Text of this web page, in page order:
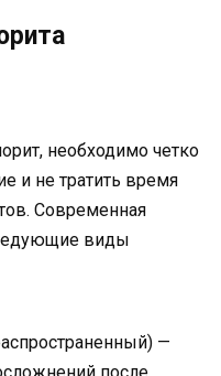
необходимо четко
и не тратить время
Современная
виды
—
после